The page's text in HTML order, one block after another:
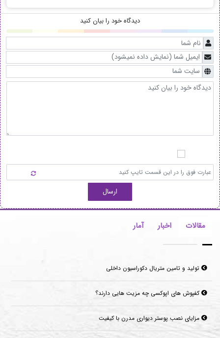
دیدگاه خود را بیان کنید
ارسال
مقالات اخبار آمار
تولید و تامین متریال دکوراسیون داخلی
کفپوش های اپوکسی چه مزیت هایی دارند؟
مزایای نصب پوستر دیواری مدرن با کیفیت